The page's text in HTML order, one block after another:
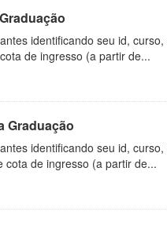
identificando seu id,
de ingresso (a partir de...
Graduação
identificando seu id,
de ingresso (a partir de...